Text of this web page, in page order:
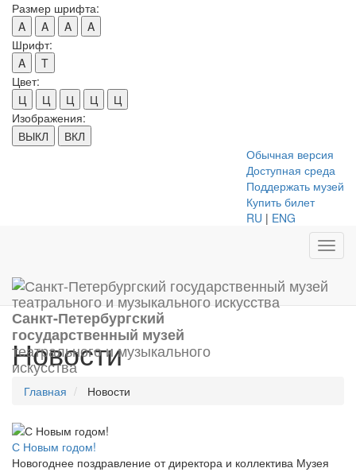
Размер шрифта:
A
A A
A
Шрифт:
A
T
Цвет:
Ц
Ц Ц Ц
Ц
Изображения:
ВЫКЛ
ВКЛ
Обычная версия
Доступная среда
Поддержать музей
Купить билет
RU | ENG
Санкт-Петербургский
государственный музей
театрального и музыкального
искусства
Новости
Главная Новости
С Новым годом!
Новогоднее поздравление от директора и коллектива Музея